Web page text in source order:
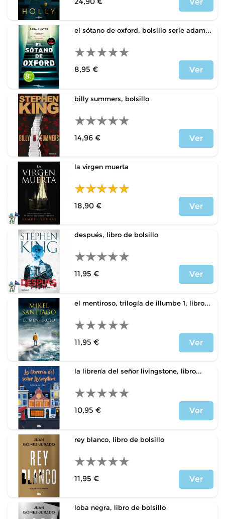
el sótano de oxford, bolsillo serie adam...
8,95 €
Ver
billy summers, bolsillo
14,96 €
Ver
la virgen muerta
18,90 €
Ver
después, libro de bolsillo
11,95 €
Ver
el mentiroso, trilogía de illumbe 1, libro...
11,95 €
Ver
la librería del señor livingstone, libro...
10,95 €
Ver
rey blanco, libro de bolsillo
11,95 €
Ver
loba negra, libro de bolsillo